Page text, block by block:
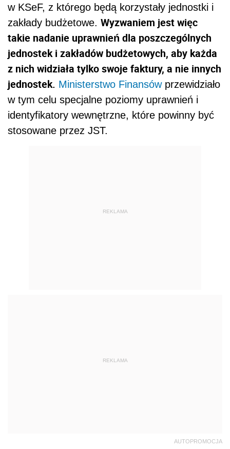
w KSeF, z którego będą korzystały jednostki i
zakłady budżetowe. Wyzwaniem jest więc
takie nadanie uprawnień dla poszczególnych
jednostek i zakładów budżetowych, aby każda
z nich widziała tylko swoje faktury, a nie innych
jednostek. Ministerstwo Finansówprzewidziało
w tym celu specjalne poziomy uprawnień i
identyfikatory wewnętrzne, które powinny być
stosowane przez JST.
REKLAMA
REKLAMA
AUTOPROMOCJA